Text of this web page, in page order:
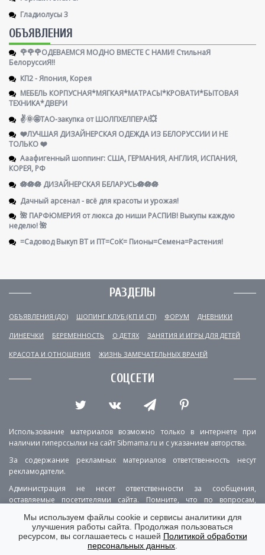
Гладиолусы 3
ОБЪЯВЛЕНИЯ
🌹🌹🌹ОДЕВАЕМСЯ МОДНО ВМЕСТЕ С НАМИ! СтильнаЯ
БелоруссиЯ‼
КП2 - Япония, Корея
МЕБЕЛЬ КОРПУСНАЯ*МЯГКАЯ*МАТРАСЫ*КРОВАТИ*БЫТОВАЯ
ТЕХНИКА*ДВЕРИ
✌️🌞🤩ТАО-закупка от ШОЛПХЕЛПЕРА!💥
❤️ЛУЧШАЯ ДИЗАЙНЕРСКАЯ ОДЕЖДА ИЗ БЕЛОРУССИИ И НЕ
ТОЛЬКО ❤️
Ааафигенный шоппинг: США, ГЕРМАНИЯ, АНГЛИЯ, ИСПАНИЯ,
КОРЕЯ, РФ
🪷🪷🪷 ДИЗАЙНЕРСКАЯ БЕЛАРУСЬ🪷🪷🪷
Дачный арсенал - всё для красоты и урожая!
🌺 ПАРФЮМЕРИЯ от люкса до ниши РАСПИВ! Выкупы каждую
неделю! 🌺
=Садовод Выкуп ВТ и ПТ=СоК= Пионы=Семена=Растения!
РАЗДЕЛЫ
ОБЪЯВЛЕНИЯ (ДО) ШОПИНГ КЛУБ (КП И СП) ФОРУМ ДНЕВНИКИ
ЛИНЕЕЧКИ БЕРЕМЕННОСТЬ О ДЕТЯХ ЗАНЯТИЯ И ИГРЫ ДЛЯ ДЕТЕЙ
КРАСОТА И ОТНОШЕНИЯ ЖИЗНЬ ЗАМЕЧАТЕЛЬНЫХ ВРАЧЕЙ
СОЦСЕТИ
Использование материалов возможно только в интернете при
наличии гиперссылки на сайт Sibmama.ru и с указанием авторства.
За содержание рекламных материалов ответственность несут
рекламодатели.
Администрация не несет ответственности за сообщения,
оставляемые посетителями сайта. Помните, что по вопросам,
РЕКЛАМА О ПРОЕКТЕ
КОНТАКТЫ
ПОЛИТИКА КОНФИДЕНЦИАЛЬНОСТИ
Мы используем файлы cookie и сервисы аналитики для
улучшения работы сайта. Продолжая пользоваться
ресурсом, вы соглашаетесь с нашей Политикой обработки
персональных данных